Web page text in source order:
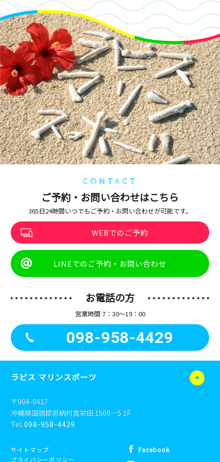
CONTACT
ご予約・お問い合わせはこちら
365日24時間いつでもご予約・お問い合わせが可能です。
WEBでのご予約
LINEでのご予約・お問い合わせ
お電話の方
営業時間 7：30〜19：00
098-958-4429
ラピス マリンスポーツ
〒904-0417
沖縄県国頭郡恩納村真栄田 1509－5 1F
Tel.098-958-4429
サイトマップ
プライバシーポリシー
Facebook